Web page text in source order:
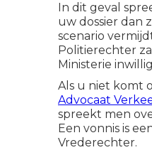
In dit geval
uw dossier dan
scenario
Politierechter
Ministerie
Als u niet komt
Advocaat
spreekt men
Een vonnis is
Vrederechter.